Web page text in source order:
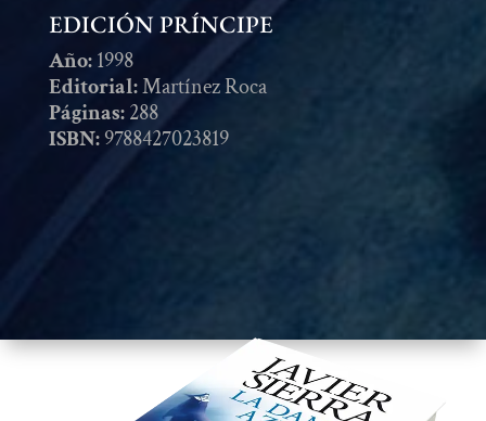
EDICIÓN PRÍNCIPE
Año:1998
Editorial:Martínez Roca
Páginas:288
ISBN:9788427023819